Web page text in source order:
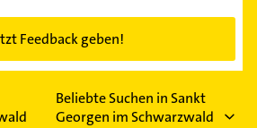
Feedback geben!
Beliebte Suchen in Sankt
Georgen im Schwarzwald